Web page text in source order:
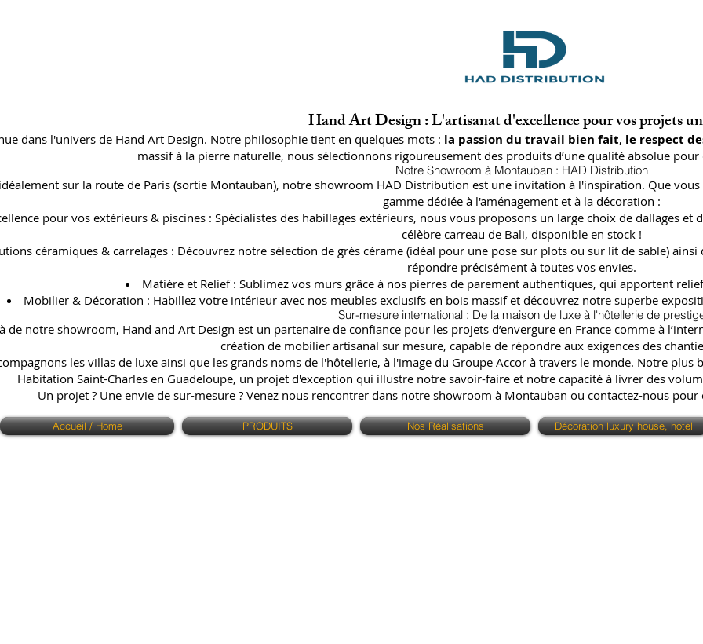
Hand Art Design : L'artisanat d'excellence pour vos projets
dans l'univers de Hand Art Design. Notre philosophie tient en quelques mots : la passion du travail bien fait, le respect
massif à la pierre naturelle, nous sélectionnons rigoureusement des produits d’une qualité absolue pour
Notre Showroom à Montauban : HAD Distribution
sur la route de Paris (sortie Montauban), notre showroom HAD Distribution est une invitation à l'inspiration. Que
gamme dédiée à l'aménagement et à la décoration :
pour vos extérieurs & piscines : Spécialistes des habillages extérieurs, nous vous proposons un large choix de dallages
célèbre carreau de Bali, disponible en stock !
céramiques & carrelages : Découvrez notre sélection de grès cérame (idéal pour une pose sur plots ou sur lit de sable)
répondre précisément à toutes vos envies.
Matière et Relief : Sublimez vos murs grâce à nos pierres de parement authentiques, qui apportent
Mobilier & Décoration : Habillez votre intérieur avec nos meubles exclusifs en bois massif et découvrez notre superbe
Sur-mesure international : De la maison de luxe à l'hôtellerie de
de notre showroom, Hand and Art Design est un partenaire de confiance pour les projets d’envergure en France comme à
création de mobilier artisanal sur mesure, capable de répondre aux exigences des
les villas de luxe ainsi que les grands noms de l'hôtellerie, à l'image du Groupe Accor à travers le monde. Notre
Habitation Saint-Charles en Guadeloupe, un projet d'exception qui illustre notre savoir-faire et notre capacité à livrer des
Un projet ? Une envie de sur-mesure ? Venez nous rencontrer dans notre showroom à Montauban ou contactez-nous
Accueil / Home PRODUITS Nos Réalisations Décoration luxury house, hotel